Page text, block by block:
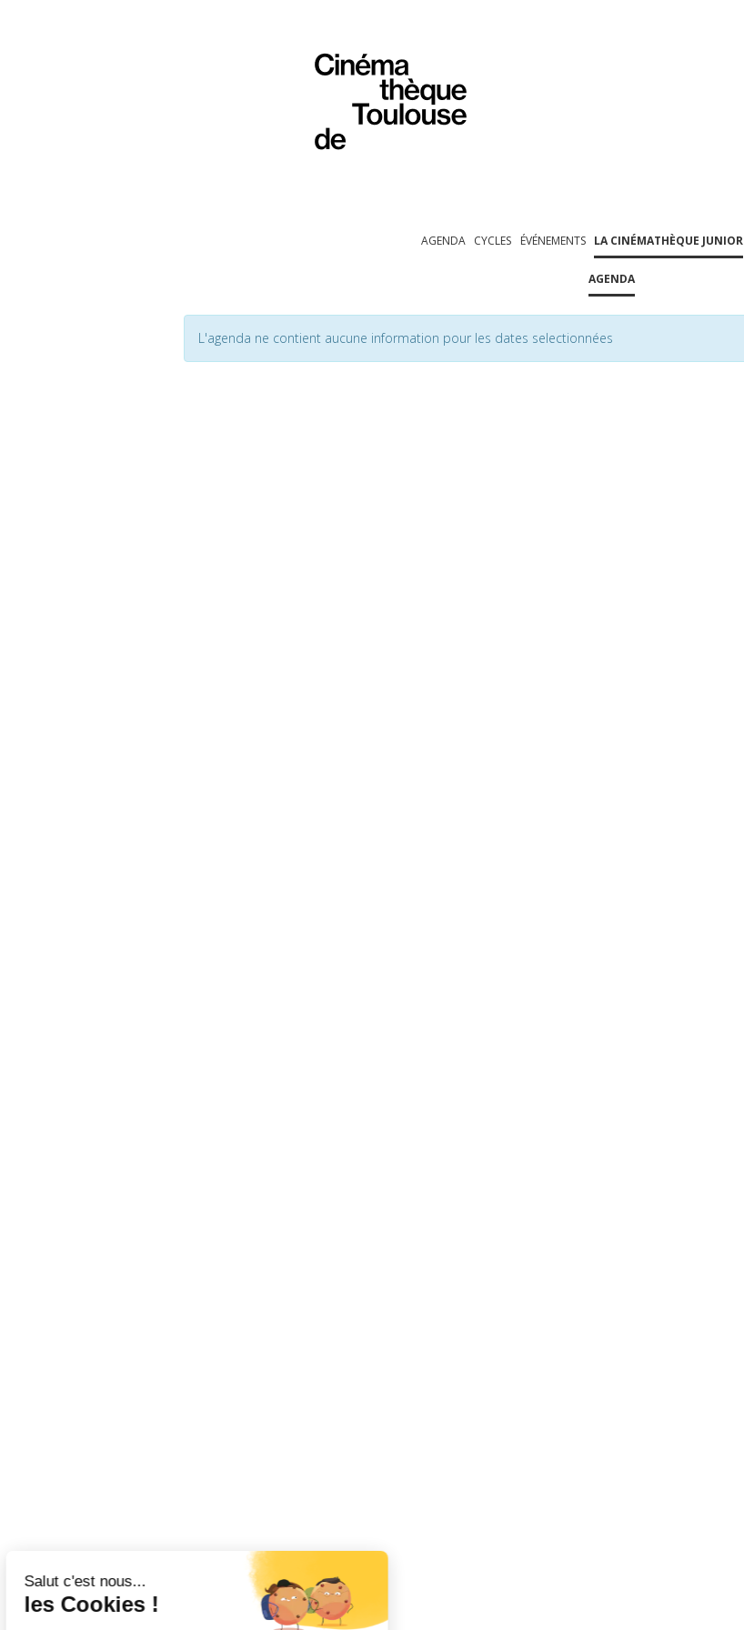
AGENDA CYCLES ÉVÉNEMENTS LA CINÉMATHÈQUE JUNIOR
AGENDA
L'agenda ne contient aucune information pour les dates selectionnées